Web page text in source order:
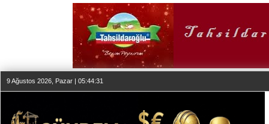
9 Ağustos 2026, Pazar | 05:44:31